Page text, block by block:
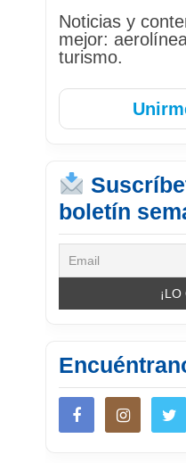
Noticias y
mejor:
turismo.
boletín